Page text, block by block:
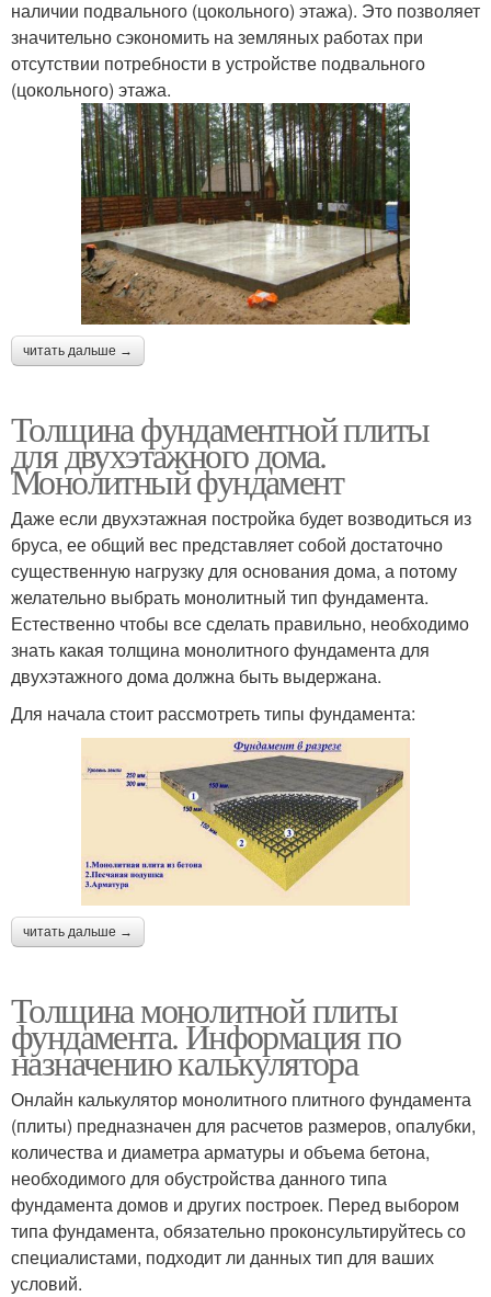
наличии подвального (цокольного) этажа). Это позволяет
значительно сэкономить на земляных работах при
отсутствии потребности в устройстве подвального
(цокольного) этажа.
читать дальше →
Толщина фундаментной плиты
для двухэтажного дома.
Монолитный фундамент
Даже если двухэтажная постройка будет возводиться из
бруса, ее общий вес представляет собой достаточно
существенную нагрузку для основания дома, а потому
желательно выбрать монолитный тип фундамента.
Естественно чтобы все сделать правильно, необходимо
знать какая толщина монолитного фундамента для
двухэтажного дома должна быть выдержана.
Для начала стоит рассмотреть типы фундамента:
читать дальше →
Толщина монолитной плиты
фундамента. Информация по
назначению калькулятора
Онлайн калькулятор монолитного плитного фундамента
(плиты) предназначен для расчетов размеров, опалубки,
количества и диаметра арматуры и объема бетона,
необходимого для обустройства данного типа
фундамента домов и других построек. Перед выбором
типа фундамента, обязательно проконсультируйтесь со
специалистами, подходит ли данных тип для ваших
условий.